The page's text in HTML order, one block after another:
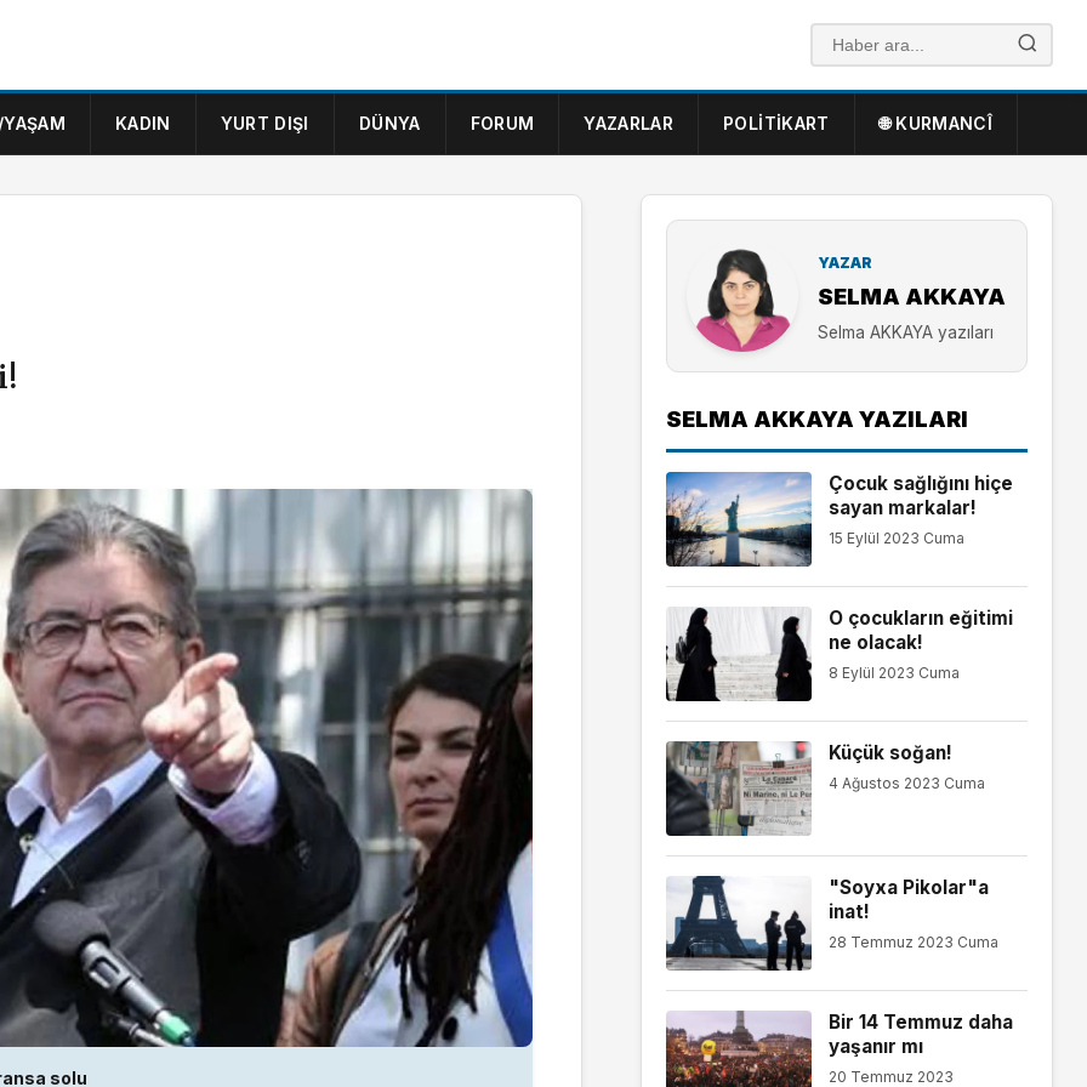
KADIN YURT DIŞI DÜNYA FORUM YAZARLAR POLITIKART 🌐 KURMANCÎ
solu
YAZAR
SELMA AKKAYA
Selma AKKAYA yazıları
SELMA AKKAYA YAZILARI
Çocuk sağlığını hiçe
sayan markalar!
15 Eylül 2023 Cuma
O çocukların eğitimi
ne olacak!
8 Eylül 2023 Cuma
Küçük soğan!
4 Ağustos 2023 Cuma
"Soyxa Pikolar"a
inat!
28 Temmuz 2023 Cuma
Bir 14 Temmuz daha
yaşanır mı
20 Temmuz 2023